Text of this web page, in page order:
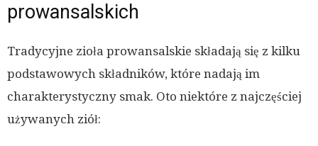
prowansalskich
Tradycyjne zioła prowansalskie składają się z kilku
podstawowych składników, które nadają im
charakterystyczny smak. Oto niektóre z najczęściej
używanych ziół: